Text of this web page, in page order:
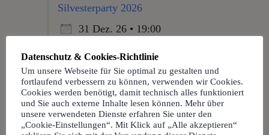
Silvesterparty 2026
31 Dez. 26 • 19:00
Facebook
Datenschutz & Cookies-Richtlinie
Um unsere Webseite für Sie optimal zu gestalten und
fortlaufend verbessern zu können, verwenden wir Cookies.
Cookies werden benötigt, damit technisch alles funktioniert
und Sie auch externe Inhalte lesen können. Mehr über
unsere verwendeten Dienste erfahren Sie unter den
„Cookie-Einstellungen“. Mit Klick auf „Alle akzeptieren“